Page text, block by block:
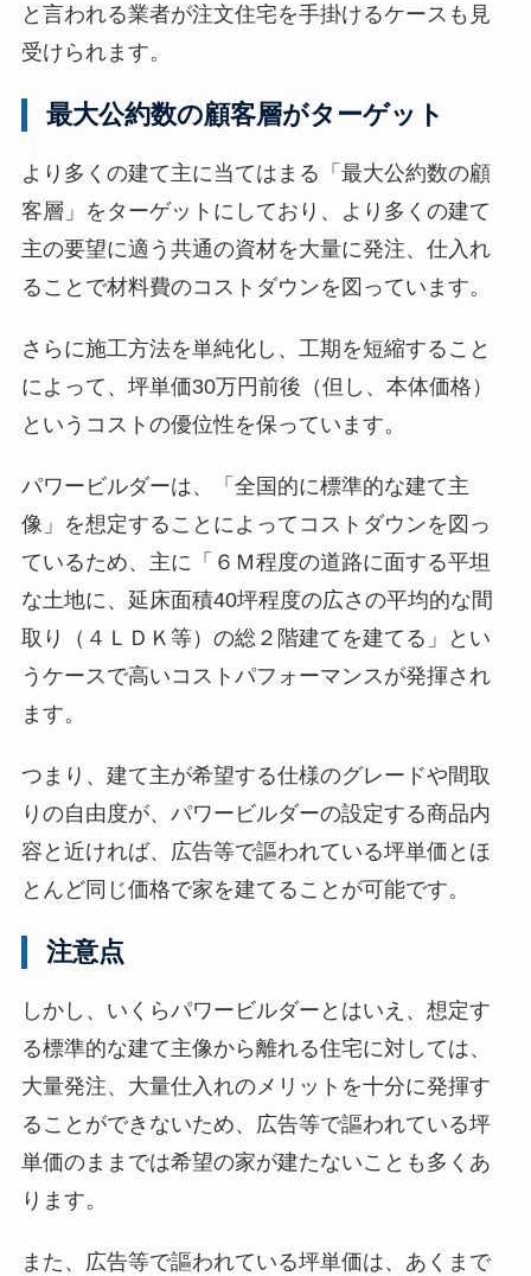
と言われる業者が注文住宅を手掛けるケースも見
受けられます。
最大公約数の顧客層がターゲット
より多くの建て主に当てはまる「最大公約数の顧
客層」をターゲットにしており、より多くの建て
主の要望に適う共通の資材を大量に発注、仕入れ
ることで材料費のコストダウンを図っています。
さらに施工方法を単純化し、工期を短縮すること
によって、坪単価30万円前後（但し、本体価格）
というコストの優位性を保っています。
パワービルダーは、「全国的に標準的な建て主
像」を想定することによってコストダウンを図っ
ているため、主に「６Ｍ程度の道路に面する平坦
な土地に、延床面積40坪程度の広さの平均的な間
取り（４ＬＤＫ等）の総２階建てを建てる」とい
うケースで高いコストパフォーマンスが発揮され
ます。
つまり、建て主が希望する仕様のグレードや間取
りの自由度が、パワービルダーの設定する商品内
容と近ければ、広告等で謳われている坪単価とほ
とんど同じ価格で家を建てることが可能です。
注意点
しかし、いくらパワービルダーとはいえ、想定す
る標準的な建て主像から離れる住宅に対しては、
大量発注、大量仕入れのメリットを十分に発揮す
ることができないため、広告等で謳われている坪
単価のままでは希望の家が建たないことも多くあ
ります。
また、広告等で謳われている坪単価は、あくまで